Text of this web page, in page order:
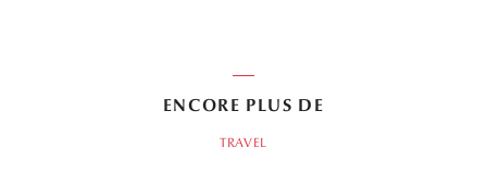
ENCORE PLUS DE
TRAVEL